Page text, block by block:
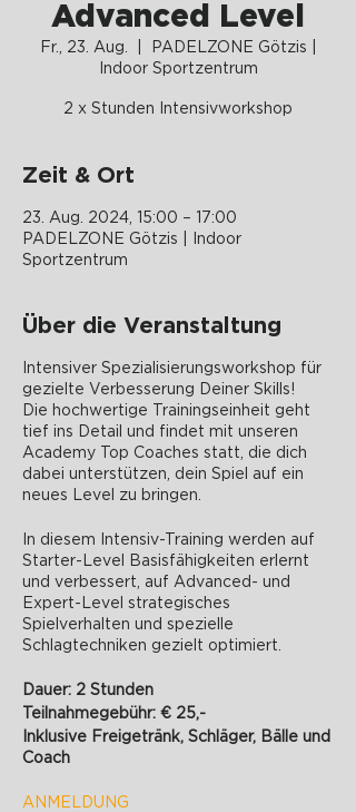
Advanced Level
Fr., 23. Aug.
PADELZONE Götzis |
Indoor Sportzentrum
2 x Stunden Intensivworkshop
Zeit & Ort
23. Aug. 2024, 15:00 – 17:00
PADELZONE Götzis | Indoor
Sportzentrum
Über die Veranstaltung
Intensiver Spezialisierungsworkshop für
gezielte Verbesserung Deiner Skills!
Die hochwertige Trainingseinheit geht
tief ins Detail und findet mit unseren
Academy Top Coaches statt, die dich
dabei unterstützen, dein Spiel auf ein
neues Level zu bringen.
In diesem Intensiv-Training werden auf
Starter-Level Basisfähigkeiten erlernt
und verbessert, auf Advanced- und
Expert-Level strategisches
Spielverhalten und spezielle
Schlagtechniken gezielt optimiert.
Dauer: 2 Stunden
Teilnahmegebühr: € 25,-
Inklusive Freigetränk, Schläger, Bälle und
Coach
ANMELDUNG